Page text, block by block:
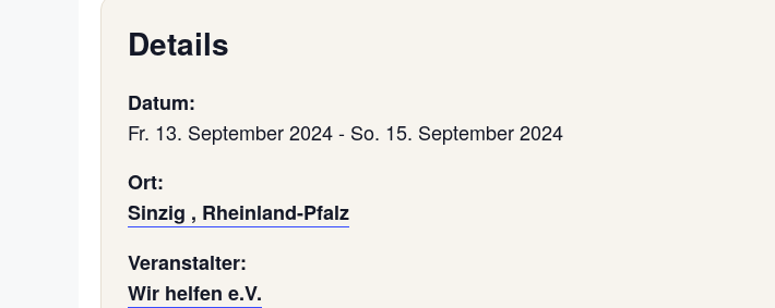
Details
Datum:
Fr. 13. September 2024- So. 15. September 2024
Ort:
Sinzig , Rheinland-Pfalz
Veranstalter:
Wir helfen e.V.